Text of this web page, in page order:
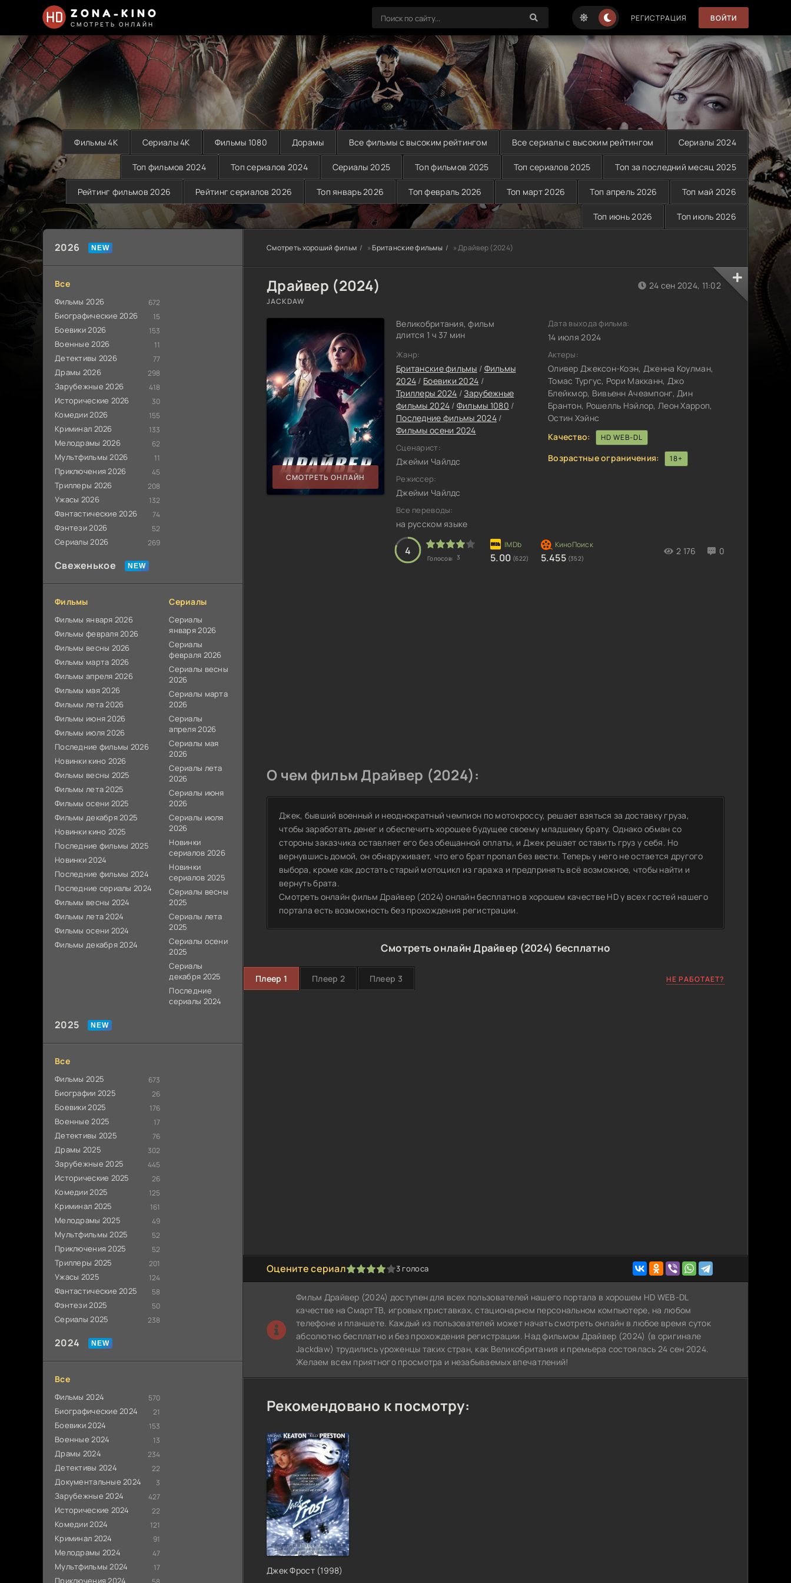
ZONA-KINO
СМОТРЕТЬ ОНЛАЙН
РЕГИСТРАЦИЯ ВОЙТИ
Фильмы 4K Сериалы 4K Фильмы 1080 Дорамы Все фильмы с высоким рейтингом Все сериалы с высоким рейтингом Сериалы 2024
Топ фильмов 2024 Топ сериалов 2024 Сериалы 2025 Топ фильмов 2025 Топ сериалов 2025 Топ за последний месяц 2025
Рейтинг фильмов 2026 Рейтинг сериалов 2026 Топ январь 2026 Топ февраль 2026 Топ март 2026 Топ апрель 2026 Топ май 2026
Топ июнь 2026 Топ июль 2026
2026
Все
Фильмы 2026 672
Биографические 2026 15
Боевики 2026 153
Военные 2026 11
Детективы 2026 77
Драмы 2026 298
Зарубежные 2026 418
Исторические 2026 30
Комедии 2026 155
Криминал 2026 133
Мелодрамы 2026 62
Мультфильмы 2026 11
Приключения 2026 45
Триллеры 2026 208
Ужасы 2026 132
Фантастические 2026 74
Фэнтези 2026 52
Сериалы 2026 269
Свеженькое
Фильмы
Фильмы января 2026
Фильмы февраля 2026
Фильмы весны 2026
Фильмы марта 2026
Фильмы апреля 2026
Фильмы мая 2026
Фильмы лета 2026
Фильмы июня 2026
Фильмы июля 2026
Последние фильмы 2026
Новинки кино 2026
Фильмы весны 2025
Фильмы лета 2025
Фильмы осени 2025
Фильмы декабря 2025
Новинки кино 2025
Последние фильмы 2025
Новинки 2024
Последние фильмы 2024
Последние сериалы 2024
Фильмы весны 2024
Фильмы лета 2024
Фильмы осени 2024
Фильмы декабря 2024
Сериалы
Сериалы
января 2026
Сериалы
февраля 2026
Сериалы весны
2026
Сериалы марта
2026
Сериалы
апреля 2026
Сериалы мая
2026
Сериалы лета
2026
Сериалы июня
2026
Сериалы июля
2026
Новинки
сериалов 2026
Новинки
сериалов 2025
Сериалы весны
2025
Сериалы лета
2025
Сериалы осени
2025
Сериалы
декабря 2025
Последние
сериалы 2024
2025
Все
Фильмы 2025 673
Биографии 2025 26
Боевики 2025 176
Военные 2025 17
Детективы 2025 76
Драмы 2025 302
Зарубежные 2025 445
Исторические 2025 26
Комедии 2025 125
Криминал 2025 161
Мелодрамы 2025 49
Мультфильмы 2025 52
Приключения 2025 52
Триллеры 2025 201
Ужасы 2025 124
Фантастические 2025 58
Фэнтези 2025 50
Сериалы 2025 238
2024
Все
Фильмы 2024 570
Биографические 2024 21
Боевики 2024 153
Военные 2024 13
Драмы 2024 234
Детективы 2024 22
Документальные 2024 3
Зарубежные 2024 427
Исторические 2024 22
Комедии 2024 121
Криминал 2024 91
Мелодрамы 2024 47
Мультфильмы 2024 17
Приключения 2024
Смотреть хороший фильм »Британские фильмы » Драйвер (2024)
Драйвер (2024)
JACKDAW
СМОТРЕТЬ ОНЛАЙН
Великобритания, фильм
длится 1 ч 37 мин
Жанр:
Британские фильмы / Фильмы
2024 / Боевики 2024 /
Триллеры 2024 /Зарубежные
фильмы 2024 / Фильмы 1080 /
Последние фильмы 2024/
Фильмы осени 2024
Сценарист:
Джейми Чайлдс
Режиссер:
Джейми Чайлдс
Все переводы:
на русском языке
4
Голосов: 3 5.00 (622) 5.455 (352)
2 176 0
24 сен 2024, 11:02
Дата выхода фильма:
14 июля 2024
Актеры:
Оливер Джексон-Коэн, Дженна Коулман,
Томас Тургус, Рори Макканн, Джо
Блейкмор, Вивьенн Ачеампонг, Дин
Брантон, Рошелль Нэйлор, Леон Харроп,
Остин Хэйнс
Качество:
HD WEB-DL
Возрастные ограничения: 18+
О чем фильм Драйвер (2024):
Джек, бывший военный и неоднократный чемпион по мотокроссу, решает взяться за доставку груза,
чтобы заработать денег и обеспечить хорошее будущее своему младшему брату. Однако обман со
стороны заказчика оставляет его без обещанной оплаты, и Джек решает оставить груз у себя. Но
вернувшись домой, он обнаруживает, что его брат пропал без вести. Теперь у него не остается другого
выбора, кроме как достать старый мотоцикл из гаража и предпринять всё возможное, чтобы найти и
вернуть брата.
Смотреть онлайн фильм Драйвер (2024) онлайн бесплатно в хорошем качестве HD у всех гостей нашего
портала есть возможность без прохождения регистрации.
Смотреть онлайн Драйвер (2024) бесплатно
Плеер 1 Плеер 2 Плеер 3 НЕ РАБОТАЕТ?
Оцените сериал
1 2 3 4 5 3 голоса
Фильм Драйвер (2024) доступен для всех пользователей нашего портала в хорошем HD WEB-DL
качестве на СмартТВ, игровых приставках, стационарном персональном компьютере, на любом
телефоне и планшете. Каждый из пользователей может начать смотреть онлайн в любое время суток
абсолютно бесплатно и без прохождения регистрации. Над фильмом Драйвер (2024) (в оригинале
Jackdaw) трудились уроженцы таких стран, как Великобритания и премьера состоялась 24 сен 2024.
Желаем всем приятного просмотра и незабываемых впечатлений!
Рекомендовано к посмотру:
Джек Фрост (1998)